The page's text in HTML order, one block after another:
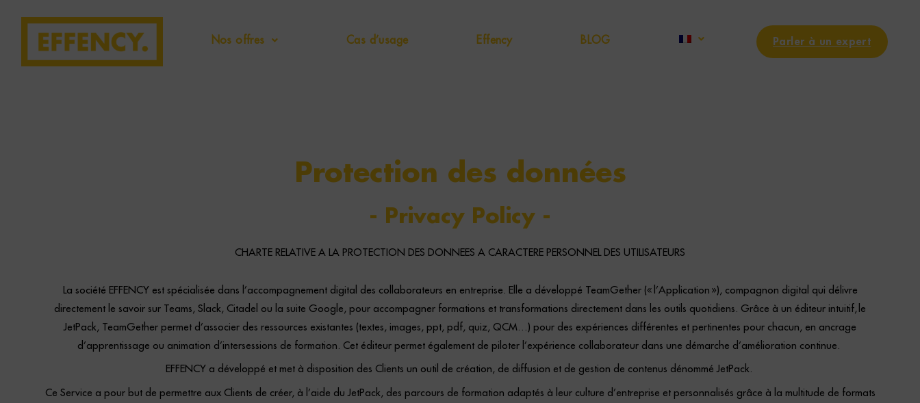
Nos offres Cas d’usage Effency BLOG Parler à un expert
Protection des données
- Privacy Policy -
CHARTE RELATIVE A LA PROTECTION DES DONNEES A CARACTERE PERSONNEL DES UTILISATEURS
La société EFFENCY est spécialisée dans l’accompagnement digital des collaborateurs en entreprise. Elle a développé TeamGether (« l’Application »), compagnon digital qui délivre
directement le savoir sur Teams, Slack, Citadel ou la suite Google, pour accompagner formations et transformations directement dans les outils quotidiens. Grâce à un éditeur intuitif, le
JetPack, TeamGether permet d’associer des ressources existantes (textes, images, ppt, pdf, quiz, QCM…) pour des expériences différentes et pertinentes pour chacun, en ancrage
d’apprentissage ou animation d’intersessions de formation. Cet éditeur permet également de piloter l’expérience collaborateur dans une démarche d’amélioration continue.
EFFENCY a développé et met à disposition des Clients un outil de création, de diffusion et de gestion de contenus dénommé JetPack.
Ce Service a pour but de permettre aux Clients de créer, à l’aide du JetPack, des parcours de formation adaptés à leur culture d’entreprise et personnalisés grâce à la multitude de formats